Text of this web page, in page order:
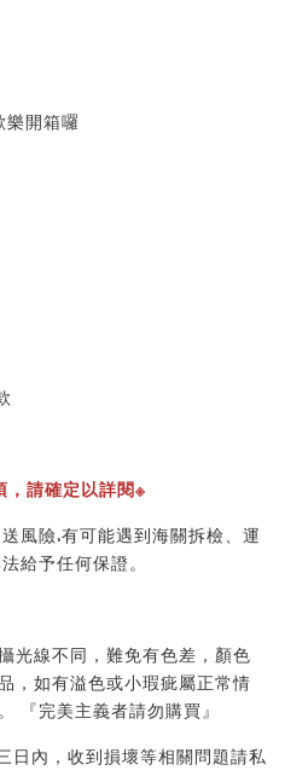
樂開箱囉
，請確定以詳閱※
風險.有可能遇到海關拆檢、運
給予任何保證。
光線不同，難免有色差，顏色
，如有溢色或小瑕疵屬正常情
『完美主義者請勿購買』
日內，收到損壞等相關問題請私